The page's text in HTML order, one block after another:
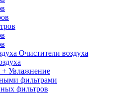
Очистители воздуха
+ Увлажнение
фильтрами
фильтров